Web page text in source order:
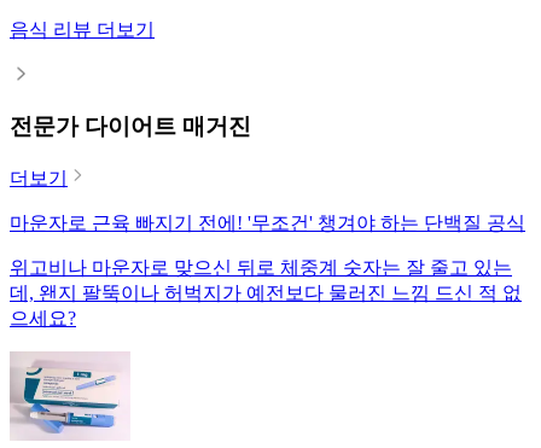
음식 리뷰 더보기
전문가 다이어트 매거진
더보기
마운자로 근육 빠지기 전에! '무조건' 챙겨야 하는 단백질 공식
위고비나 마운자로 맞으신 뒤로 체중계 숫자는 잘 줄고 있는
데, 왠지 팔뚝이나 허벅지가 예전보다 물러진 느낌 드신 적 없
으세요?